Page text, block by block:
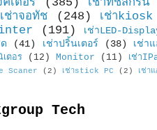
เช่าจอทัช (248) เช่าkiosk
(191) เช่าLED-
(41) เช่าปริ้นเตอร์ (38) เช่า
ตอร (12) Monitor (11) เช่า
Scaner (2) เช่าstick PC (2) เช่า
Tech